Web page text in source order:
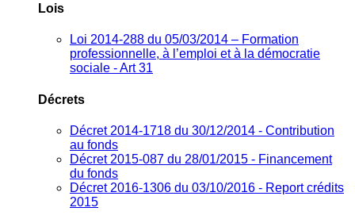
Lois
Loi 2014-288 du 05/03/2014 – Formation
professionnelle, à l’emploi et à la démocratie
sociale - Art 31
Décrets
Décret 2014-1718 du 30/12/2014 - Contribution
au fonds
Décret 2015-087 du 28/01/2015 - Financement
du fonds
Décret 2016-1306 du 03/10/2016 - Report crédits
2015